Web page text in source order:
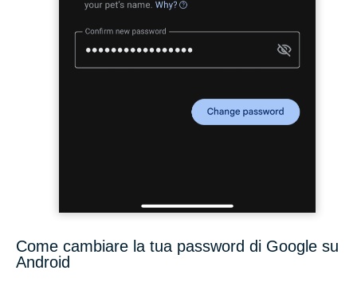
Come cambiare la tua password di Google su
Android